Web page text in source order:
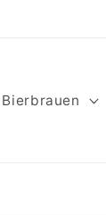
Bierbrauen